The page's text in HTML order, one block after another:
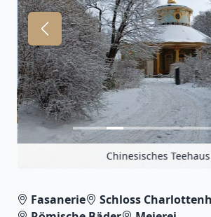
Chinesisches Teehaus
Fasanerie
Schloss